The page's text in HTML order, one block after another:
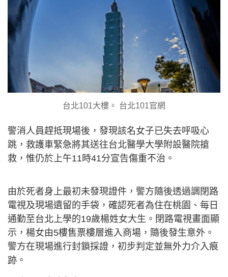
台北101大樓。 台北101官網
警消人員趕抵現場後，發現該名女子已失去呼吸心
跳，救護車緊急將其送往台北醫學大學附設醫院搶
救，惟仍於上午11時41分宣告傷重不治。
由於死者身上最初未發現證件，警方隨後透過調閉路
電視及現場遺留的手袋，確認死者為住在桃園、每日
通勤至台北上學的19歲楊姓女大生。閉路電視畫面顯
示，楊女由5樓售票樓層進入商場，隨後發生意外。
警方在現場進行封鎖採證，初步判定並無外力介入痕
跡。